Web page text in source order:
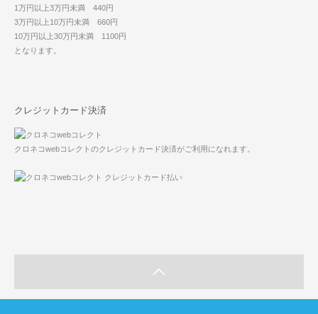
1万円以上3万円未満 440円
3万円以上10万円未満 660円
10万円以上30万円未満 1100円
となります。
クレジットカード決済
クロネコwebコレクトのクレジットカード決済がご利用になれます。